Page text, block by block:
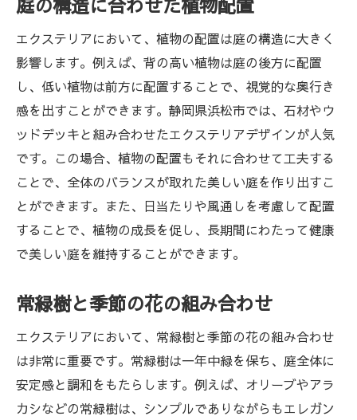
エクステリアにおいて、植物の配置は庭の構造に大きく
影響します。例えば、背の高い植物は庭の後方に配置
し、低い植物は前方に配置することで、視覚的な奥行き
感を出すことができます。静岡県浜松市では、石材やウ
ッドデッキと組み合わせたエクステリアデザインが人気
です。この場合、植物の配置もそれに合わせて工夫する
ことで、全体のバランスが取れた美しい庭を作り出すこ
とができます。また、日当たりや風通しを考慮して配置
することで、植物の成長を促し、長期間にわたって健康
で美しい庭を維持することができます。
常緑樹と季節の花の組み合わせ
エクステリアにおいて、常緑樹と季節の花の組み合わせ
は非常に重要です。常緑樹は一年中緑を保ち、庭全体に
安定感と調和をもたらします。例えば、オリーブやアラ
カシなどの常緑樹は、シンプルでありながらもエレガン